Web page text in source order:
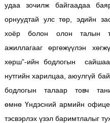
удаа зочилж байгаадаа
орнуудтай улс төр, эдийн
хоёр болон олон талын
ажиллагааг өргөжүүлэн
хөрш”-ийн бодлогын
нутгийн харилцаа, аюулгүй
бодлогын талаар товч
өмнө Үндэсний армийн
тэсвэрлэх үзэл баримтлалыг